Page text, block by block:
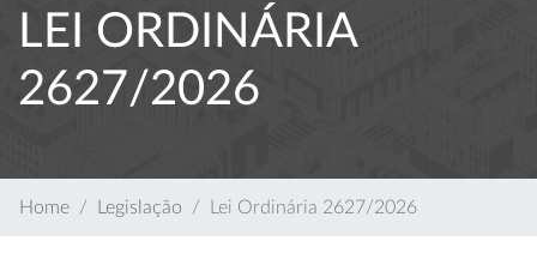
LEI ORDINÁRIA
2627/2026
Home Legislação Lei Ordinária 2627/2026